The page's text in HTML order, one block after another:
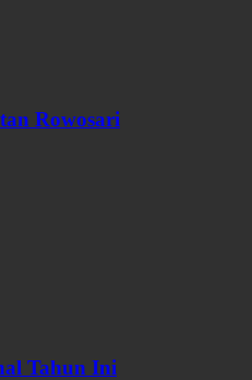
Rowosari
Tahun Ini